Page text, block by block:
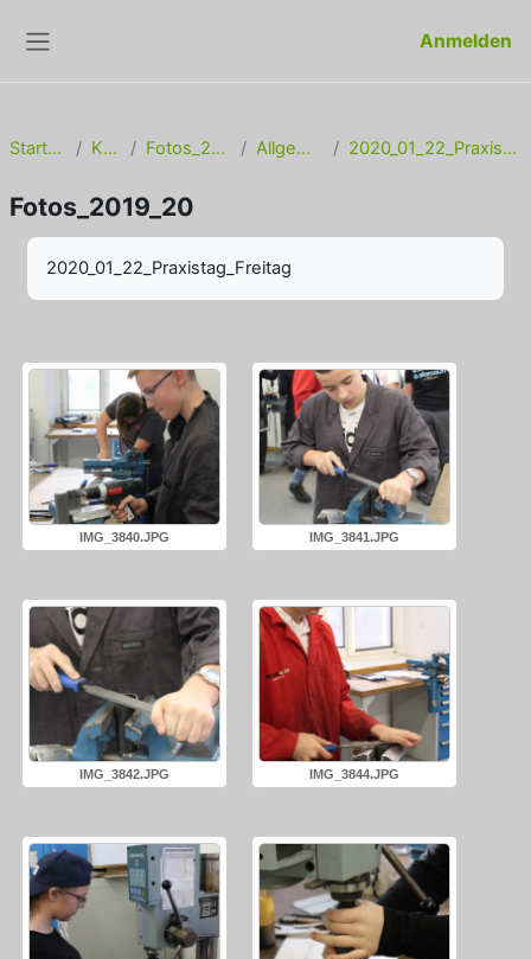
Anmelden
Startseite Kurse Fotos_2019_20 Allgemeines 2020_01_22_Praxistag_Freitag
Fotos_2019_20
2020_01_22_Praxistag_Freitag
IMG_3840.JPG IMG_3841.JPG
IMG_3842.JPG IMG_3844.JPG